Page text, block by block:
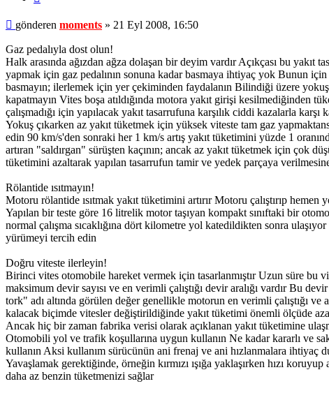
Mesaj
gönderen moments » 21 Eyl 2008, 16:50
Gaz pedalıyla dost olun!
Halk arasında ağızdan ağza dolaşan bir deyim vardır Açıkçası bu
yapmak için gaz pedalının sonuna kadar basmaya ihtiyaç yok Bunun
basmayın; ilerlemek için yer çekiminden faydalanın Bilindiği üzere
kapatmayın Vites boşa atıldığında motora yakıt girişi kesilmediğinden
çalışmadığı için yapılacak yakıt tasarrufuna karşılık ciddi kazalarla karşı
Yokuş çıkarken az yakıt tüketmek için yüksek viteste tam gaz
edin 90 km/s'den sonraki her 1 km/s artış yakıt tüketimini yüzde 1
artıran "saldırgan" sürüşten kaçının; ancak az yakıt tüketmek için çok
tüketimini azaltarak yapılan tasarrufun tamir ve yedek parçaya
Rölantide ısıtmayın!
Motoru rölantide ısıtmak yakıt tüketimini artırır Motoru çalıştırıp hemen
Yapılan bir teste göre 16 litrelik motor taşıyan kompakt sınıftaki bir
normal çalışma sıcaklığına dört kilometre yol katedildikten sonra
yürümeyi tercih edin
Doğru viteste ilerleyin!
Birinci vites otomobile hareket vermek için tasarlanmıştır Uzun süre bu
maksimum devir sayısı ve en verimli çalıştığı devir aralığı vardır Bu
tork" adı altında görülen değer genellikle motorun en verimli çalıştığı
kalacak biçimde vitesler değiştirildiğinde yakıt tüketimi önemli ölçüde
Ancak hiç bir zaman fabrika verisi olarak açıklanan yakıt tüketimine
Otomobili yol ve trafik koşullarına uygun kullanın Ne kadar kararlı ve
kullanın Aksi kullanım sürücünün ani frenaj ve ani hızlanmalara ihtiyaç
Yavaşlamak gerektiğinde, örneğin kırmızı ışığa yaklaşırken hızı
daha az benzin tüketmenizi sağlar